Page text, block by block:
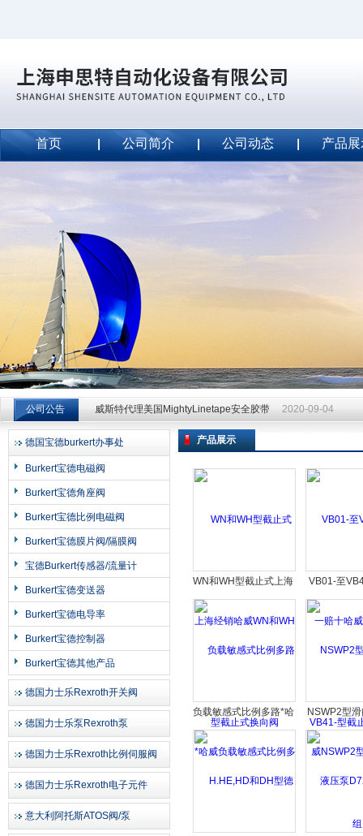
上海申思特自动化设备有限公司
首页 公司简介 公司动态 产品
公司公告
威斯特代理美国MightyLinetape安全胶带 2020-09-04
德国宝德burkert办事处
Burkert宝德电磁阀
Burkert宝德角座阀
Burkert宝德比例电磁阀
Burkert宝德膜片阀/隔膜阀
宝德Burkert传感器/流量计
Burkert宝德变送器
Burkert宝德电导率
Burkert宝德控制器
Burkert宝德其他产品
德国力士乐Rexroth开关阀
德国力士乐泵Rexroth泵
德国力士乐Rexroth比例伺服阀
德国力士乐Rexroth电子元件
意大利阿托斯ATOS阀/泵
产品展示
WN和WH型截止式上海
经销哈威WN和WH型截
止式换向阀
VB01-至
赔十哈威
VB41-型截
负载敏感式比例多路*哈
威负载敏感式比例多路
换向阀
NSWP2型
NSWP2型
阀